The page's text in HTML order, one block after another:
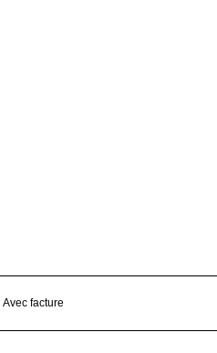
Avec facture